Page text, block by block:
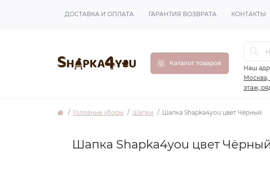
ДОСТАВКА И ОПЛАТА ГАРАНТИЯ ВОЗВРАТА КОНТАКТЫ
Каталог товаров
Наш
Москва,
этаж,
Головные уборы Шапки Шапка Shapka4you цвет Чёрный
Шапка Shapka4you цвет Чёрный